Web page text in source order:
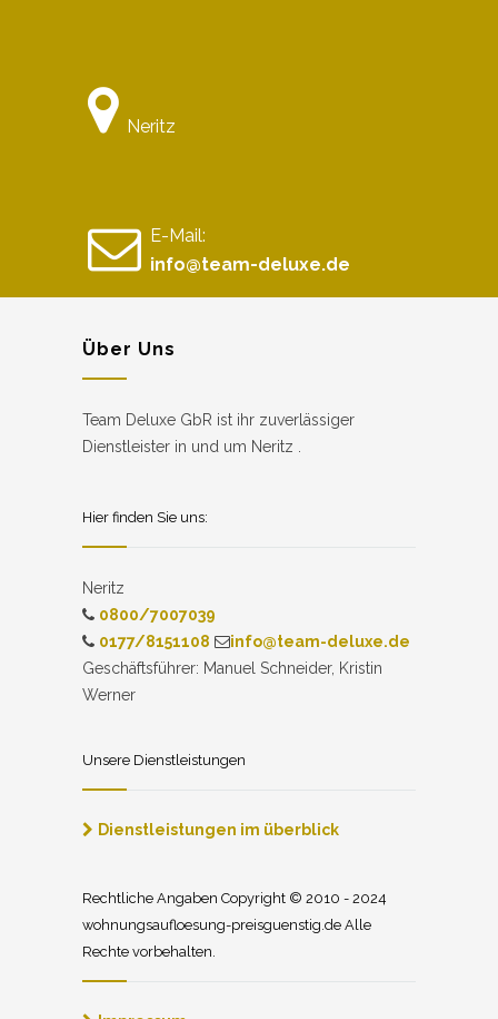
Neritz
E-Mail:
info@team-deluxe.de
Über Uns
Team Deluxe GbR ist ihr zuverlässiger
Dienstleister in und um Neritz .
Hier finden Sie uns:
Neritz
0800/7007039
0177/8151108
info@team-deluxe.de
Geschäftsführer: Manuel Schneider, Kristin
Werner
Unsere Dienstleistungen
Dienstleistungen im überblick
Rechtliche Angaben Copyright © 2010 - 2024
wohnungsaufloesung-preisguenstig.de Alle
Rechte vorbehalten.